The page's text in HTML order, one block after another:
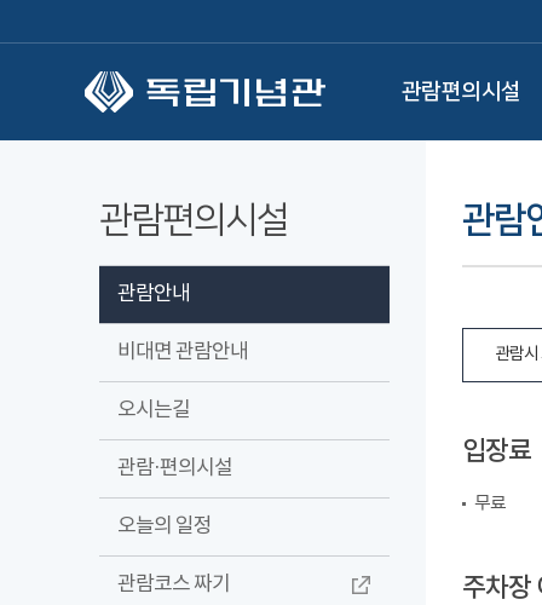
관람편의시설
관람편의시설
관람안내
비대면 관람안내
오시는길
관람·편의시설
오늘의 일정
관람코스 짜기
관람
관람
입장료
무료
주차장